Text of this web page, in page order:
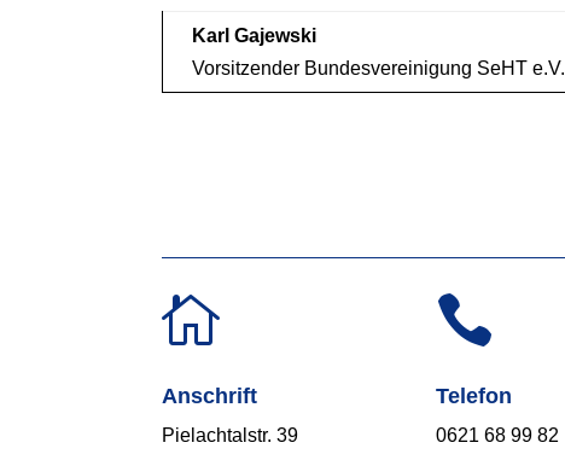
Karl Gajewski
Vorsitzender Bundesvereinigung SeHT e.V.

Anschrift
Pielachtalstr. 39

Telefon
0621 68 99 82